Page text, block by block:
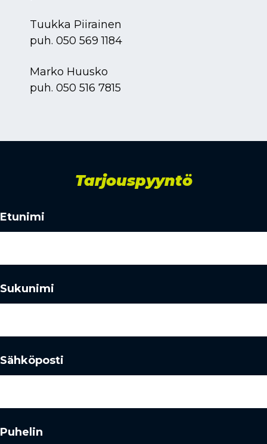
Tuukka Piirainen
puh. 050 569 1184
Marko Huusko
puh. 050 516 7815
Tarjouspyyntö
Etunimi
Sukunimi
Sähköposti
Puhelin